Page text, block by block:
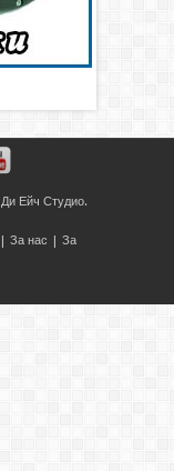
Ди Ейч Студио.
| За нас | За